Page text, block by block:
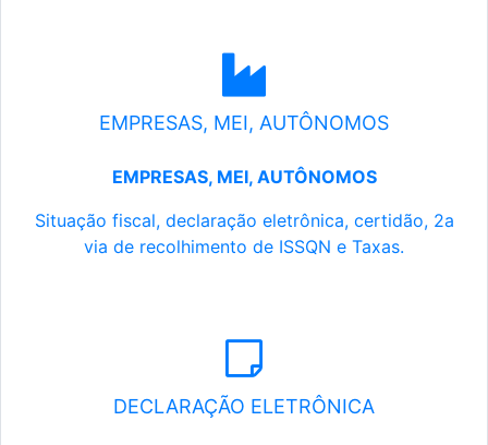
EMPRESAS, MEI, AUTÔNOMOS
EMPRESAS, MEI, AUTÔNOMOS
Situação fiscal, declaração eletrônica, certidão, 2a
via de recolhimento de ISSQN e Taxas.
DECLARAÇÃO ELETRÔNICA